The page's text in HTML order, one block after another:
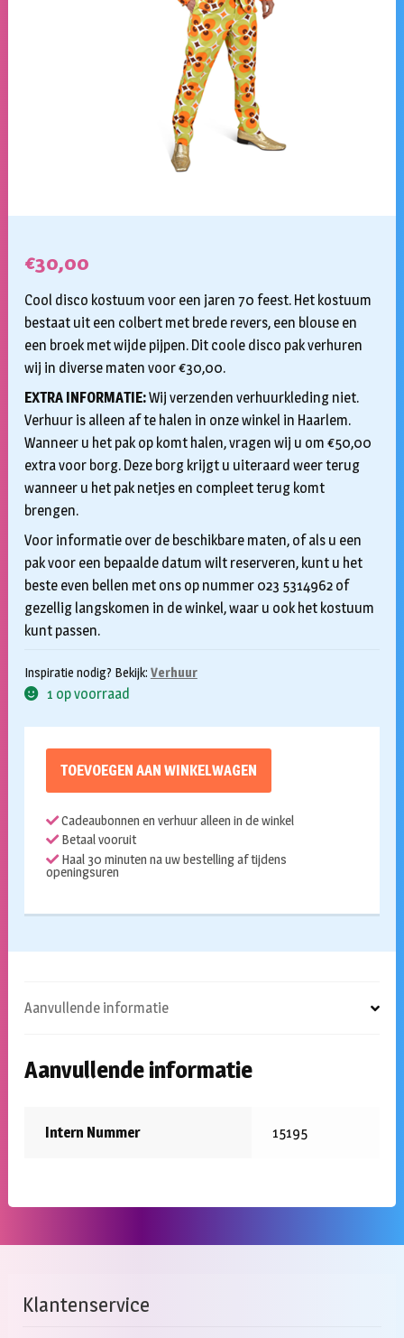
€30,00
Cool disco kostuum voor een jaren 70 feest. Het kostuum
bestaat uit een colbert met brede revers, een blouse en
een broek met wijde pijpen. Dit coole disco pak verhuren
wij in diverse maten voor €30,00.
EXTRA INFORMATIE:Wij verzenden verhuurkleding niet.
Verhuur is alleen af te halen in onze winkel in Haarlem.
Wanneer u het pak op komt halen, vragen wij u om €50,00
extra voor borg. Deze borg krijgt u uiteraard weer terug
wanneer u het pak netjes en compleet terug komt
brengen.
Voor informatie over de beschikbare maten, of als u een
pak voor een bepaalde datum wilt reserveren, kunt u het
beste even bellen met ons op nummer 023 5314962 of
gezellig langskomen in de winkel, waar u ook het kostuum
kunt passen.
Inspiratie nodig? Bekijk: Verhuur
1 op voorraad
TOEVOEGEN AAN WINKELWAGEN
Cadeaubonnen en verhuur alleen in de winkel
Betaal vooruit
Haal 30 minuten na uw bestelling af tijdens
openingsuren
Aanvullende informatie
Aanvullende informatie
Intern Nummer 15195
Klantenservice